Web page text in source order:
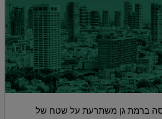
ברמת גן משתרעת על שטח של